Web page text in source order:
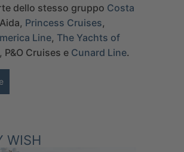
dello stesso gruppo Costa
Princess Cruises,
Line, The Yachts of
, P&O Cruises e Cunard Line.
WISH